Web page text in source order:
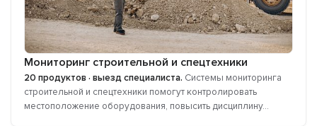
Мониторинг строительной и спецтехники
20 продуктов · выезд специалиста. Системы мониторинга
строительной и спецтехники помогут контролировать
местоположение оборудования, повысить дисциплину...